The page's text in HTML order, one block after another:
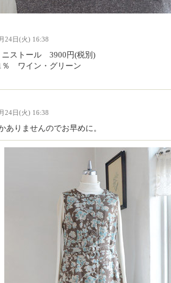
24日(火) 16:38
ニストール 3900円(税別)
％ ワイン・グリーン
24日(火) 16:38
ありませんのでお早めに。